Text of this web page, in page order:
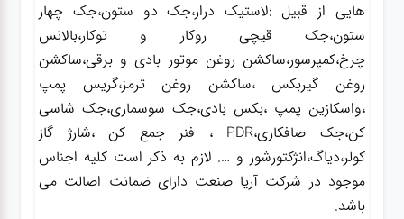
هایی از قبیل :لاستیک درار،جک دو ستون،جک چهار
ستون،جک قیچی روکار و توکار،بالانس
چرخ،کمپرسور،ساکشن روغن موتور بادی و برقی،ساکشن
روغن گیربکس ،ساکشن روغن ترمز،گریس پمپ
،واسکازین پمپ ،بکس بادی،جک سوسماری،جک شاسی
کن،جک صافکاری،PDR ، فنر جمع کن ،شارژ گاز
کولر،دیاگ،انژکتورشور و …. لازم به ذکر است کلیه اجناس
موجود در شرکت آریا صنعت دارای ضمانت اصالت می
باشد.